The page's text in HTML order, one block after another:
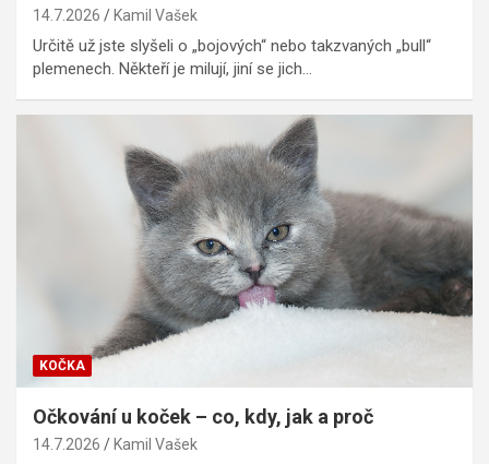
14.7.2026 Kamil Vašek
Určitě už jste slyšeli o „bojových“ nebo takzvaných „bull“
plemenech. Někteří je milují, jiní se jich…
KOČKA
Očkování u koček – co, kdy, jak a proč
14.7.2026 Kamil Vašek